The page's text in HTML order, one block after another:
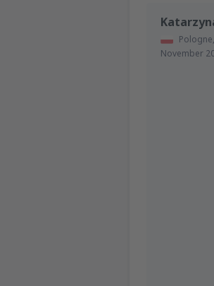
Pologne,
November